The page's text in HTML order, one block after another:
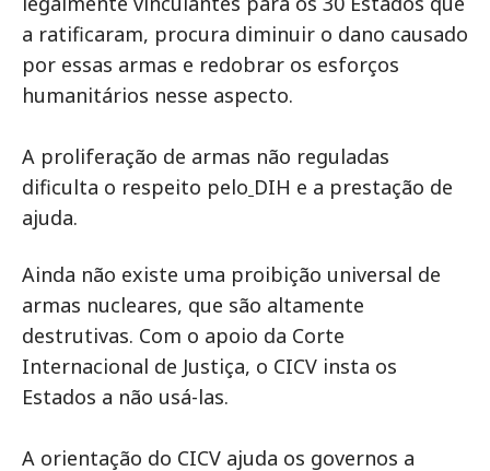
a ratificaram, procura diminuir o dano causado
por essas armas e redobrar os esforços
humanitários nesse aspecto.
A proliferação de armas não reguladas
dificulta o respeito pelo DIH e a prestação de
ajuda.
Ainda não existe uma proibição universal de
armas nucleares, que são altamente
destrutivas. Com o apoio da Corte
Internacional de Justiça, o CICV insta os
Estados a não usá-las.
A orientação do CICV ajuda os governos a